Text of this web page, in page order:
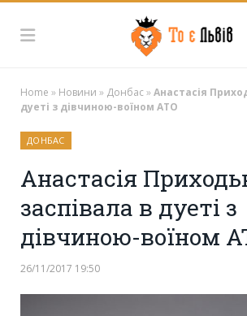
Home » Новини » Донбас»Анастасія
дуеті з дівчиною-воїном АТО
ДОНБАС
Анастасія
заспівала в дуеті з
дівчиною-воїном
26/11/2017 19:50